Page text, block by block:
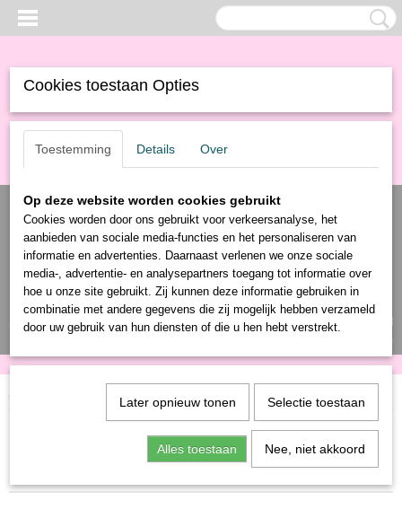
Inloggen Registreren
UW WINKELWAGEN
(0)
Home
Cookies toestaan Opties
Toestemming Details Over
Op deze website worden cookies gebruikt
Cookies worden door ons gebruikt voor verkeersanalyse, het
aanbieden van sociale media-functies en het personaliseren van
informatie en advertenties. Daarnaast verlenen we onze sociale
media-, advertentie- en analysepartners toegang tot informatie over
hoe u onze site gebruikt. Zij kunnen deze informatie gebruiken in
combinatie met andere gegevens die zij mogelijk hebben verzameld
door uw gebruik van hun diensten of die u hen hebt verstrekt.
Later opnieuw tonen Selectie toestaan
Alles toestaan Nee, niet akkoord